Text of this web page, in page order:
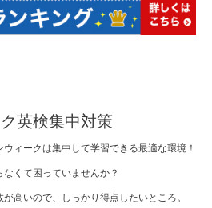
英検集中対策
ィークは集中して学習できる最適な環境！
くて困っていませんか？
高いので、しっかり得点したいところ。